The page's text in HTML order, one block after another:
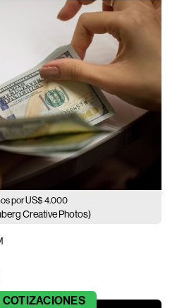
por US$ 4.000
Creative Photos)
COTIZACIONES